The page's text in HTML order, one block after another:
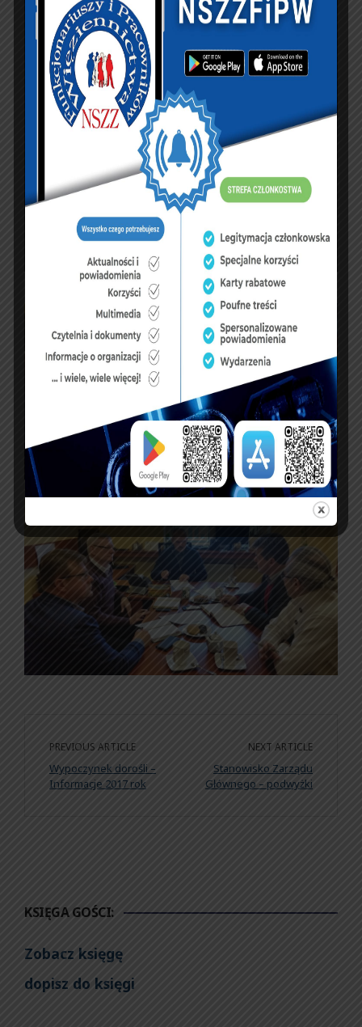
PREVIOUS ARTICLE
Wypoczynek dorośli –
Informacje 2017 rok
NEXT ARTICLE
Stanowisko Zarządu
Głównego – podwyżki
KSIĘGA GOŚCI:
Zobacz księgę
dopisz do księgi